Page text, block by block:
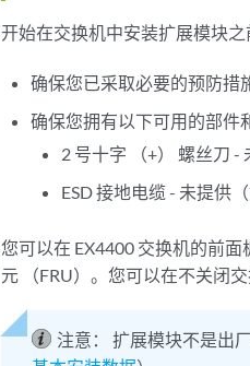
开始在交换机中安装扩展模块之
确保您已采取必要的预防措
确保您拥有以下可用的部件
2 号十字 （+） 螺丝刀 -
ESD 接地电缆 - 未提供
您可以在 EX4400 交换机的前
元 （FRU）。您可以在不关闭
注意： 扩展模块不是出